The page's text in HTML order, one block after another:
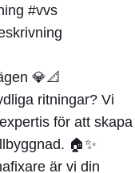
💎📐
ritningar? Vi
för att skapa
🏠✨
är vi din